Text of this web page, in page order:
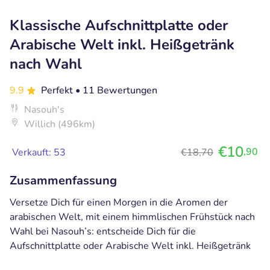
Klassische Aufschnittplatte oder
Arabische Welt inkl. Heißgetränk
nach Wahl
9.9 Perfekt • 11 Bewertungen
Nasouh's
Willich (496km)
Verkauft: 53 €18,70 €10,90
Zusammenfassung
Versetze Dich für einen Morgen in die Aromen der
arabischen Welt, mit einem himmlischen Frühstück nach
Wahl bei Nasouh’s: entscheide Dich für die
Aufschnittplatte oder Arabische Welt inkl. Heißgetränk